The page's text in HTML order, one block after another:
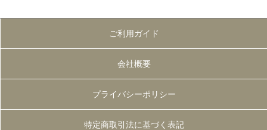
ご利用ガイド
会社概要
プライバシーポリシー
特定商取引法に基づく表記